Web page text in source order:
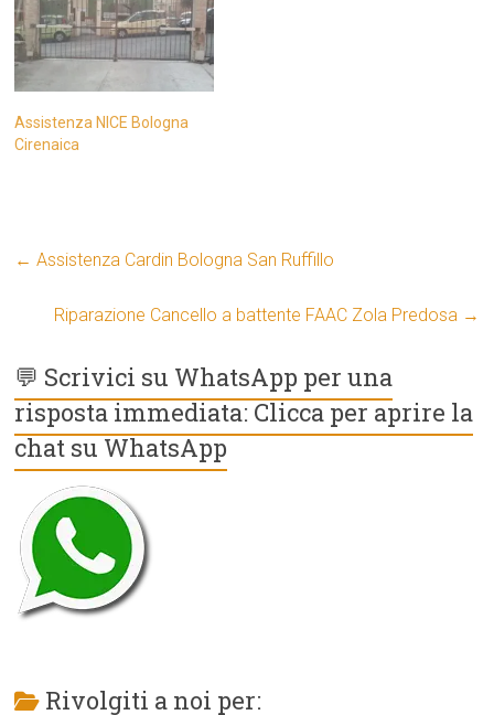
Assistenza NICE Bologna
Cirenaica
← Assistenza Cardin Bologna San Ruffillo
Riparazione Cancello a battente FAAC Zola Predosa →
💬 Scrivici su WhatsApp per una
risposta immediata: Clicca per aprire la
chat su WhatsApp
Rivolgiti a noi per: